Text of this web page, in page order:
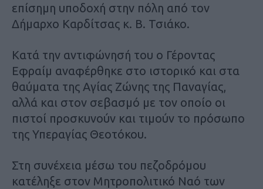
επίσημη υποδοχή στην πόλη από τον
Δήμαρχο Καρδίτσας κ. Β. Τσιάκο.
Κατά την αντιφώνησή του ο Γέροντας
Εφραίμ αναφέρθηκε στο ιστορικό και στα
θαύματα της Αγίας Ζώνης της Παναγίας,
αλλά και στον σεβασμό με τον οποίο οι
πιστοί προσκυνούν και τιμούν το πρόσωπο
της Υπεραγίας Θεοτόκου.
Στη συνέχεια μέσω του πεζοδρόμου
κατέληξε στον Μητροπολιτικό Ναό των